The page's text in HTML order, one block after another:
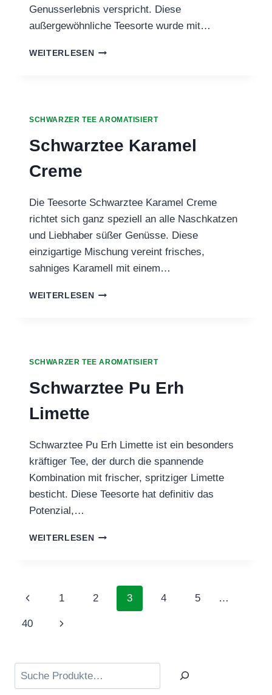
Genusserlebnis verspricht. Diese
außergewöhnliche Teesorte wurde mit…
WEITERLESENSCHWARZTEE
SCHWARZER TEE AROMATISIERT
Schwarztee Karamel
Creme
Die Teesorte Schwarztee Karamel Creme
richtet sich ganz speziell an alle Naschkatzen
und Liebhaber süßer Genüsse. Diese
einzigartige Mischung vereint frisches,
sahniges Karamell mit einem…
WEITERLESENSCHWARZTEE
SCHWARZER TEE AROMATISIERT
Schwarztee Pu Erh
Limette
Schwarztee Pu Erh Limette ist ein besonders
kräftiger Tee, der durch die spannende
Kombination mit frischer, spritziger Limette
besticht. Diese Teesorte hat definitiv das
Potenzial,…
WEITERLESENSCHWARZTEE
Seitennavigation
Vorherige
Seite
1 2 3 4 5 …
40
Nächste
Suchen